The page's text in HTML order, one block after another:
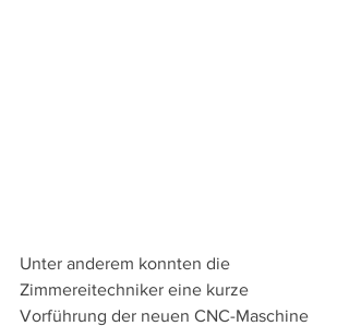
Unter anderem konnten die
Zimmereitechniker eine kurze
Vorführung der neuen CNC-Maschine